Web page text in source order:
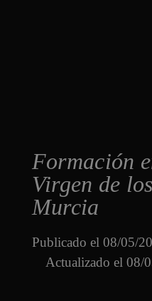
Formación
Virgen de
Murcia
Publicado el 08/05/
Actualizado el 08/